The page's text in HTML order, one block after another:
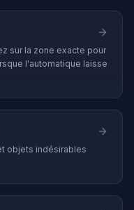
sur la zone exacte pour
l'automatique laisse
objets indésirables